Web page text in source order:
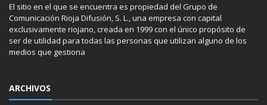
El sitio en el que se encuentra es propiedad del Grupo de
Comunicación Rioja Difusión, S. L., una empresa con capital
exclusivamente riojano, creada en 1999 con el único propósito de
ser de utilidad para todas las personas que utilizan alguno de los
medios que gestiona
ARCHIVOS